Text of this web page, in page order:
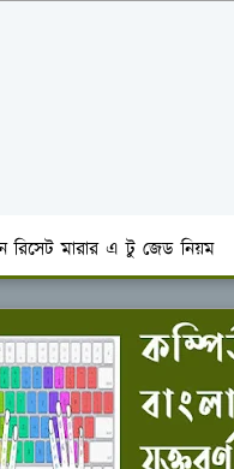
রিসেট মারার এ টু জেড নিয়ম